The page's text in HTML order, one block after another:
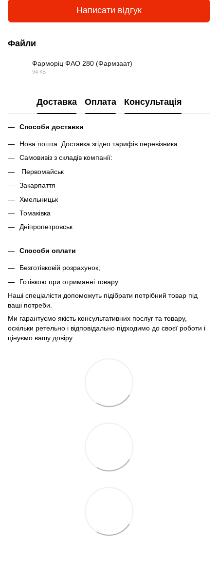
Написати відгук
Файли
Фарморіц ФАО 280 (Фармзаат)
94 КБ
Доставка Оплата Консультація
Способи доставки
Нова пошта. Доставка згідно тарифів перевізника.
Самовивіз з складів компанії:
Первомайськ
Закарпаття
Хмельницьк
Томаківка
Дніпропетровськ
Способи оплати
Безготівковій розрахунок;
Готівкою при отриманні товару.
Наші спеціалісти допоможуть підібрати потрібний товар під
ваші потреби.
Ми гарантуємо якість консультативних послуг та товару,
оскільки ретельно і відповідально підходимо до своєї роботи і
цінуємо вашу довіру.